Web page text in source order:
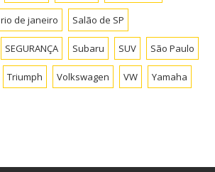
rio de janeiro Salão de SP
SEGURANÇA Subaru SUV São Paulo
Triumph Volkswagen VW Yamaha